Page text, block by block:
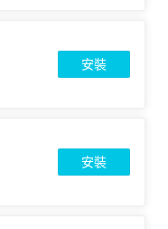
安裝
安裝